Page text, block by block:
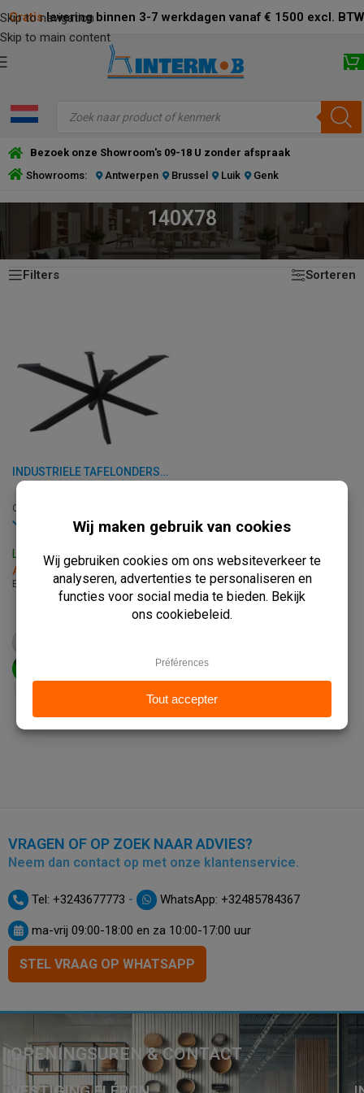
Skip to navigation
Skip to main content
Gratislevering binnen 3-7 werkdagen vanaf € 1500 excl.
Bezoek onze Showroom's 09-18 U zonder afspraak
Showrooms:
Antwerpen Brussel Luik Genk
140X78
HOME/PRODUCT AFMETING BODEMPLAAT (CM) 140X78
Enig resultaat
Filters
Sorteren
INDUSTRIELE TAFELONDERSTEL - 140 X 78 X H 72,50 CM - STAAL
C-MATRIX-8X8
Op voorraad
Levertijd: 3 - 7 Werkdagen
Afhalen binnen 2 uur
B: 140 x D: 78 x H: 72.50 cm
275,00
VRAGEN OF OP ZOEK NAAR ADVIES?
Neem dan contact op met onze klantenservice.
Tel: +3243677773 - WhatsApp: +32485784367
ma-vrij 09:00-18:00 en za 10:00-17:00 uur
STEL VRAAG OP WHATSAPP
OPENINGSUREN & CONTACT